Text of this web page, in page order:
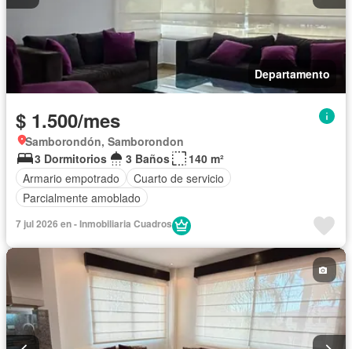
Departamento
$ 1.500/mes
Samborondón, Samborondon
3 Dormitorios
3 Baños
140 m²
Armario empotrado
Cuarto de servicio
Parcialmente amoblado
7 jul 2026 en - Inmobiliaria Cuadros